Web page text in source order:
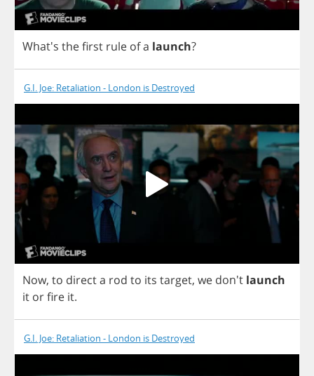
What's thefirst rule ofa launch?
G.I. Joe: Retaliation - London is Destroyed
Now, to directa rod to its target, we don't launch
it orfire it.
G.I. Joe: Retaliation - London is Destroyed